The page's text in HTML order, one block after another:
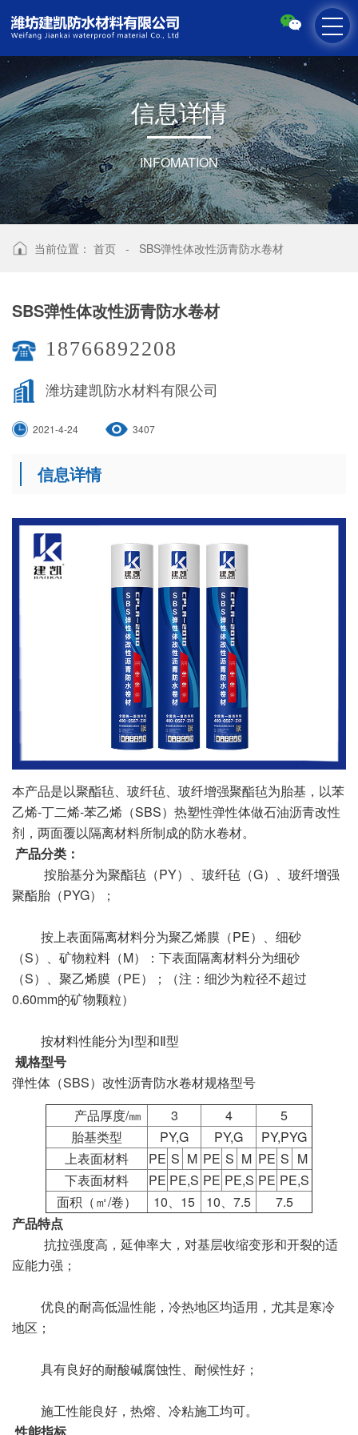
信息详情
INFOMATION
当前位置： 首页 - SBS弹性体改性沥青防水卷材
SBS弹性体改性沥青防水卷材
18766892208
潍坊建凯防水材料有限公司
2021-4-24 3407
信息详情
本产品是以聚酯毡、玻纤毡、玻纤增强聚酯毡为胎基，以苯
乙烯-丁二烯-苯乙烯（SBS）热塑性弹性体做石油沥青改性
剂，两面覆以隔离材料所制成的防水卷材。
产品分类：
按胎基分为聚酯毡（PY）、玻纤毡（G）、玻纤增强
聚酯胎（PYG）；
按上表面隔离材料分为聚乙烯膜（PE）、细砂
（S）、矿物粒料（M）：下表面隔离材料分为细砂
（S）、聚乙烯膜（PE）；（注：细沙为粒径不超过
0.60mm的矿物颗粒）
按材料性能分为Ⅰ型和Ⅱ型
规格型号
弹性体（SBS）改性沥青防水卷材规格型号
产品厚度/㎜
3 4
5
胎基类型
PY,G PY,G
PY,PYG
上表面材料
PE S M PE S M PE S M
下表面材料
PE PE,S PE PE,S PE PE,S
面积（㎡/卷）
10、15 10、7.5
7.5
产品特点
抗拉强度高，延伸率大，对基层收缩变形和开裂的适
应能力强；
优良的耐高低温性能，冷热地区均适用，尤其是寒冷
地区；
具有良好的耐酸碱腐蚀性、耐候性好；
施工性能良好，热熔、冷粘施工均可。
性能指标